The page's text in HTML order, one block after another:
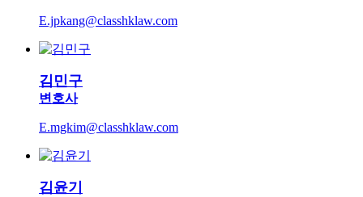
E.jpkang@classhklaw.com
김민구
변호사
E.mgkim@classhklaw.com
김윤기